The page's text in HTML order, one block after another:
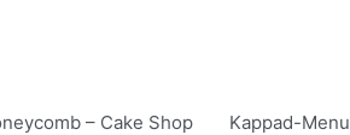
– Cake Shop Kappad-Menu